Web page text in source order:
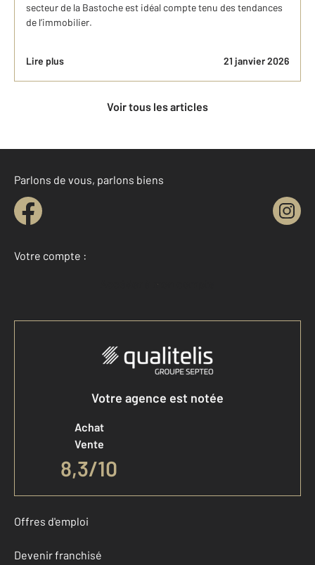
secteur de la Bastoche est idéal compte tenu des tendances
de l’immobilier.
Lire plus 21 janvier 2026
Voir tous les articles
Parlons de vous, parlons biens
Votre compte :
Accéder à mon compte
Votre agence est notée
Achat
Vente
8,3/10
Offres d'emploi
Devenir franchisé